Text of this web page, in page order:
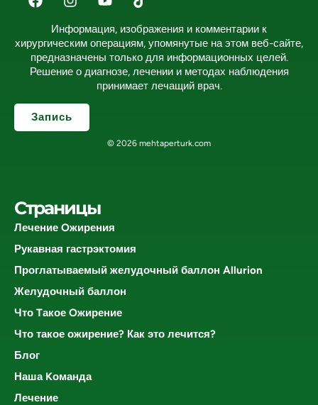
Информация, изображения и комментарии к
хирургическим операциям, упомянутые на этом веб-сайте,
предназначены только для информационных целей.
Решение о диагнозе, лечении и методах наблюдения
принимает лечащий врач.
Запись
© 2026 mehtaperturk.com
Страницы
Лечение Oжирения
Рукавная гастрэктомия
Проглатываемый желудочный баллон Allurion
Желудочный баллон
Что Tакое Oжирение
Что такое ожирение? Как это лечится?
Блог
Наша Kоманда
Лечение